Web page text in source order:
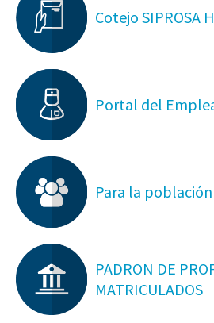
Cotejo SIPROSA
Portal del
Para la población
PADRON DE
MATRICULADOS